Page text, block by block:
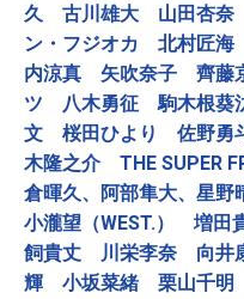
久
古川雄大 山田杏奈
ン・フジオカ
北村匠海
内涼真
矢吹奈子 齊藤
ツ
八木勇征 駒木根葵
文
桜田ひより 佐野勇
木隆之介
THE SUPER
倉暉久、阿部隼大、星野
小瀧望（WEST.）
増田
飼貴丈
川栄李奈 向井
輝
小坂菜緒 栗山千明